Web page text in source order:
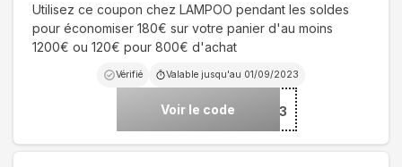
Utilisez ce coupon chez LAMPOO pendant les soldes
pour économiser 180€ sur votre panier d'au moins
1200€ ou 120€ pour 800€ d'achat
Vérifié Valable jusqu'au 01/09/2023
Voir le code***MER23